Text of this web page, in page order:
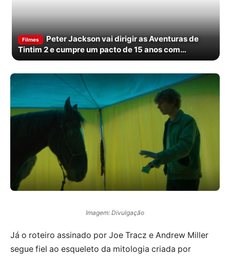
Filmes
Peter Jackson vai dirigir as Aventuras de
Tintim 2 e cumpre um pacto de 15 anos com
Spielberg
Imagem: Divulgação
Já o roteiro assinado por Joe Tracz e Andrew Miller
segue fiel ao esqueleto da mitologia criada por